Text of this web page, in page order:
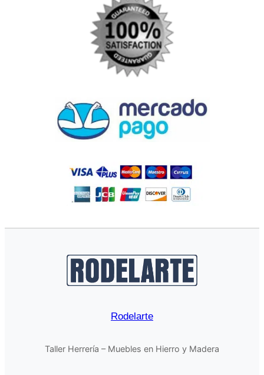
Rodelarte
Taller Herrería – Muebles en Hierro y Madera